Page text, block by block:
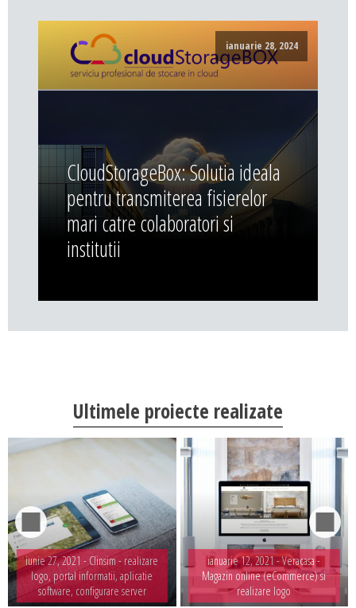
ianuarie 28, 2024
CloudStorageBox: Solutia ideala
pentru transmiterea fisierelor
mari catre colaboratori si
institutii
Ultimele proiecte realizate
iunie 27, 2021 - Clinsim - realizare
logo, portal informatii, aplicatie
software, configurare server
ianuarie 12, 2021 -Veracasa -
Magazin online (eCommerce) si
realizare logo